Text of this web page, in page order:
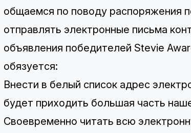
общаемся по поводу распоряжения
отправлять электронные письма
объявления победителей Stevie
обязуется:
Внести в белый список адрес
будет приходить большая часть
Своевременно читать всю